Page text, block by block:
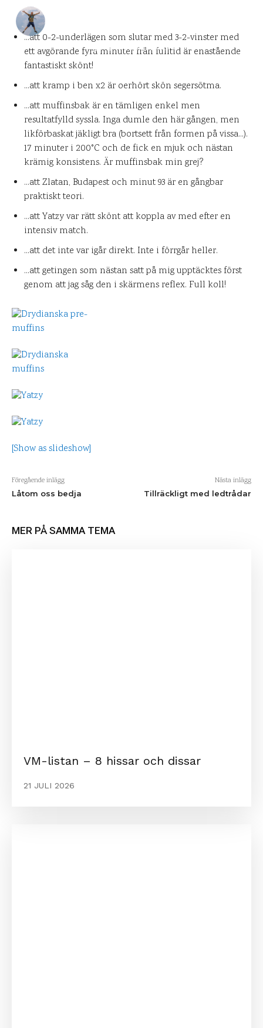
0 KOMMENTARER
…att 0-2-underlägen som slutar med 3-2-vinster med
ett avgörande fyra minuter från fulltid är enastående
fantastiskt skönt!
…att kramp i ben x2 är oerhört skön segersötma.
…att muffinsbak är en tämligen enkel men
resultatfylld syssla. Inga dumle den här gången, men
likförbaskat jäkligt bra (bortsett från formen på vissa…).
17 minuter i 200°C och de fick en mjuk och nästan
krämig konsistens. Är muffinsbak min grej?
…att Zlatan, Budapest och minut 93 är en gångbar
praktiskt teori.
…att Yatzy var rätt skönt att koppla av med efter en
intensiv match.
…att det inte var igår direkt. Inte i förrgår heller.
…att getingen som nästan satt på mig upptäcktes först
genom att jag såg den i skärmens reflex. Full koll!
[Show as slideshow]
Föregående inlägg
Låtom oss bedja
Nästa inlägg
Tillräckligt med ledtrådar
MER PÅ SAMMA TEMA
VM-listan – 8 hissar och dissar
21 JULI 2026